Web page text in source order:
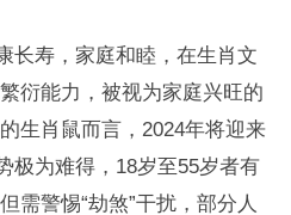
长寿，家庭和睦，在生肖文
衍能力，被视为家庭兴旺的
生肖鼠而言，2024年将迎来
极为难得，18岁至55岁者有
需警惕“劫煞”干扰，部分人